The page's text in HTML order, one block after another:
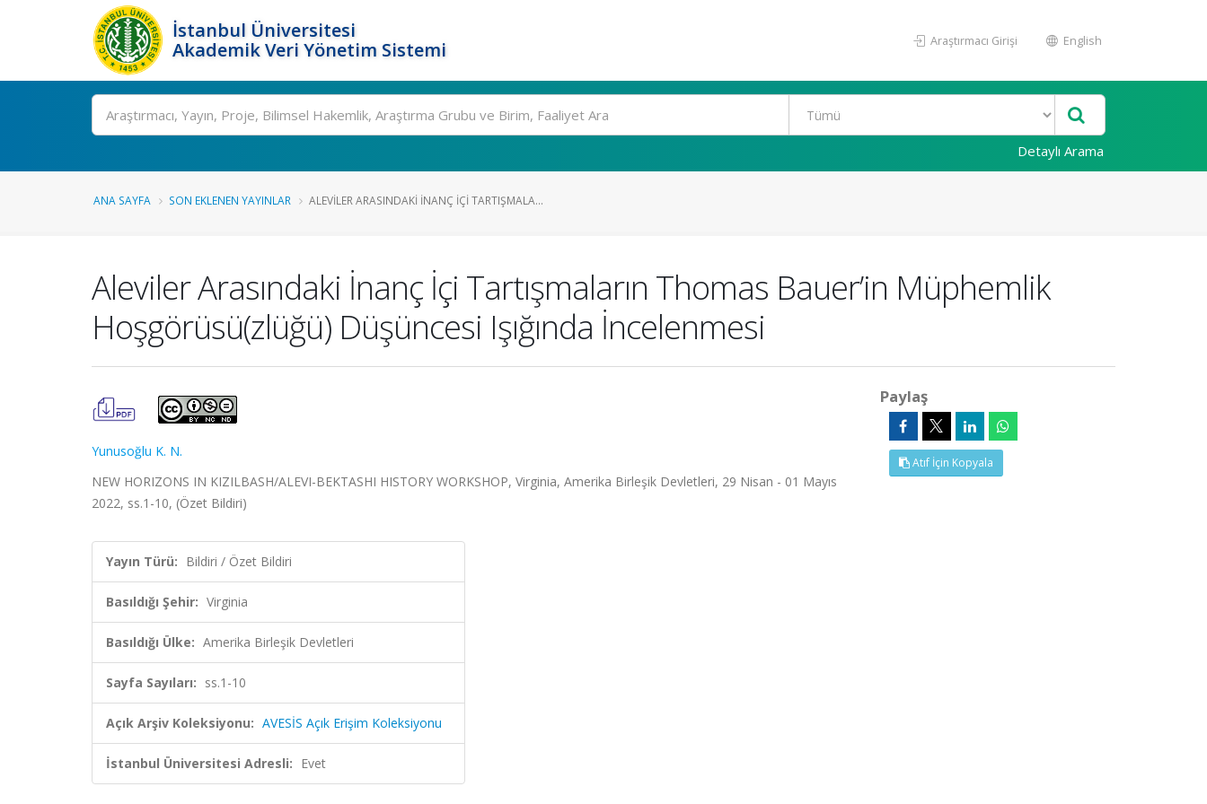
İstanbul Üniversitesi
Akademik Veri Yönetim Sistemi
Araştırmacı Girişi English
Ara
Detaylı Arama
ANA SAYFA SON EKLENEN YAYINLAR ALEVILER ARASINDAKI İNANÇ İÇI TARTIŞMALA...
Aleviler Arasındaki İnanç İçi Tartışmaların Thomas Bauer’in Müphemlik
Hoşgörüsü(zlüğü) Düşüncesi Işığında İncelenmesi
Yunusoğlu K. N.
NEW HORIZONS IN KIZILBASH/ALEVI-BEKTASHI HISTORY WORKSHOP, Virginia, Amerika Birleşik Devletleri, 29 Nisan - 01 Mayıs
2022, ss.1-10, (Özet Bildiri)
Yayın Türü: Bildiri / Özet Bildiri
Basıldığı Şehir: Virginia
Basıldığı Ülke: Amerika Birleşik Devletleri
Sayfa Sayıları: ss.1-10
Açık Arşiv Koleksiyonu: AVESİS Açık Erişim Koleksiyonu
İstanbul Üniversitesi Adresli: Evet
Paylaş
Atıf İçin Kopyala